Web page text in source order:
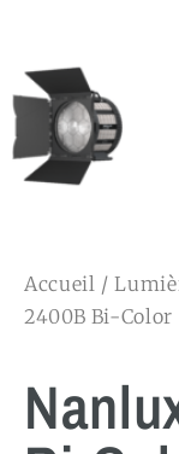
Accueil /
2400B Bi-Color